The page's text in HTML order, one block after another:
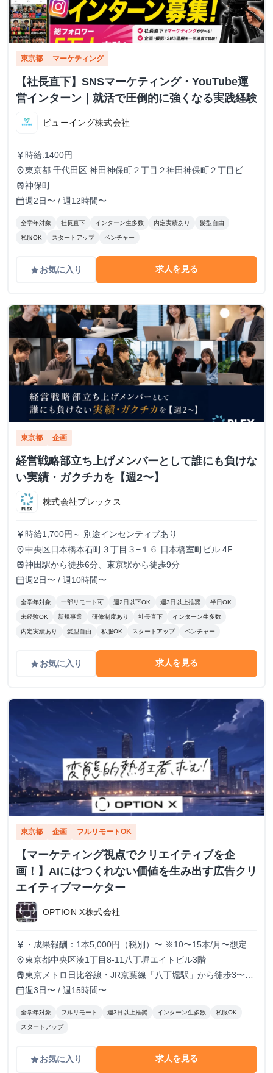
東京都 マーケティング
【社長直下】SNSマーケティング・YouTube運
営インターン｜就活で圧倒的に強くなる実践経験
ビューイング株式会社
currency_yen 時給:1400円
place東京都 千代田区 神田神保町２丁目２神田神保町２丁目ビル
５０２号室
train神保町
calendar_today週2日〜 / 週12時間〜
全学年対象 社長直下 インターン生多数 内定実績あり 髪型自由
私服OK スタートアップ ベンチャー
gradeお気に入り 求人を見る
東京都 企画
経営戦略部立ち上げメンバーとして誰にも負けな
い実績・ガクチカを【週2〜】
株式会社プレックス
currency_yen 時給1,700円～ 別途インセンティブあり
place中央区日本橋本石町３丁目３−１６ 日本橋室町ビル 4F
train神田駅から徒歩6分、東京駅から徒歩9分
calendar_today週2日〜 / 週10時間〜
全学年対象 一部リモート可 週2日以下OK 週3日以上推奨 半日OK
未経験OK 新規事業 研修制度あり 社長直下 インターン生多数
内定実績あり 髪型自由 私服OK スタートアップ ベンチャー
gradeお気に入り 求人を見る
東京都 企画 フルリモートOK
【マーケティング視点でクリエイティブを企
画！】AIにはつくれない価値を生み出す広告クリ
エイティブマーケター
OPTION X株式会社
currency_yen ・成果報酬：1本5,000円（税別）〜 ※10〜15本/月〜想定
※経験、実績、能力等によって変動 ※トライアル期間の場
合変動あり
place東京都中央区湊1丁目8-11八丁堀エイトビル3階
train東京メトロ日比谷線・JR京葉線「八丁堀駅」から徒歩3〜6
分
calendar_today週3日〜 / 週15時間〜
全学年対象 フルリモート 週3日以上推奨 インターン生多数 私服OK
スタートアップ
gradeお気に入り 求人を見る